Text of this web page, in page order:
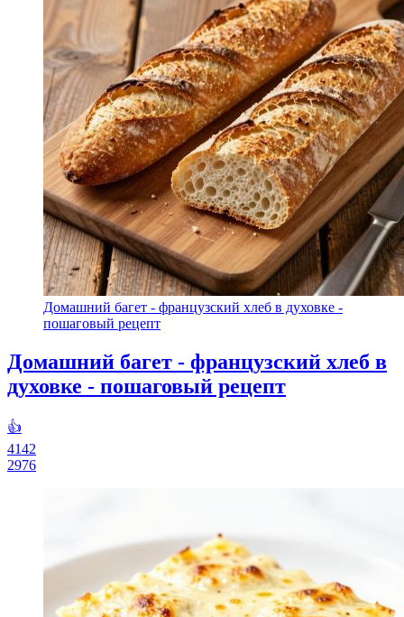
Домашний багет - французский хлеб в духовке -
пошаговый рецепт
Домашний багет - французский хлеб в
духовке - пошаговый рецепт
👍
4142
2976